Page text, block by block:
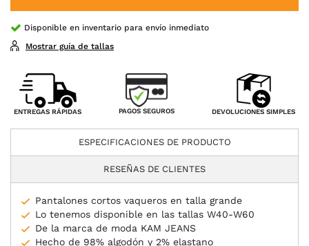
Disponible en inventario para envío inmediato
Mostrar guía de tallas
ENTREGAS RÁPIDAS PAGOS SEGUROS DEVOLUCIONES SIMPLES
ESPECIFICACIONES DE PRODUCTO
RESEÑAS DE CLIENTES
Pantalones cortos vaqueros en talla grande
Lo tenemos disponible en las tallas W40-W60
De la marca de moda KAM JEANS
Hecho de 98% algodón y 2% elastano